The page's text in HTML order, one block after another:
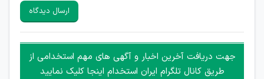
هرگونه تحریک، تحقیر و کنایه به سایر افراد (مسئول و غیر مسئول)
غیر مجاز می باشد.
امکان هماهنگی برای هرگونه ملاقات حضوری چه به صورت دسته
جمعی و چه فردی توسط کاربران سایت وجود ندارد.
ارسال دیدگاه
جهت دریافت آخرین اخبار و آگهی های مهم استخدامی از
طریق کانال تلگرام ایران استخدام اینجا کلیک نمایید